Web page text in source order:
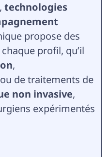
, technologies
propose des
profil, qu’il
,
ou de traitements de
non invasive,
expérimentés